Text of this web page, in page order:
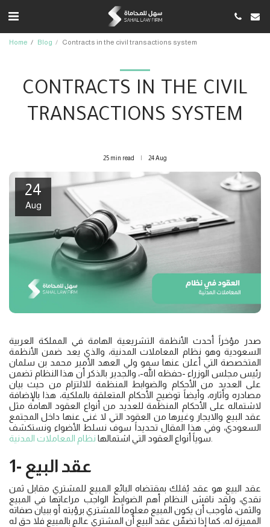
Home Blog Contracts in the civil transactions system
CONTRACTS IN THE CIVIL
TRANSACTIONS SYSTEM
25 min read 24Aug
24
Aug
صدر مؤخراً أحدث الأنظمة التشريعية الهامة في المملكة العربية
السعودية وهو نظام المعاملات المدنية، والذي يعد ضمن الأنظمة
المتخصصة التي أعلن عنها سمو ولي العهد الأمير محمد بن سلمان
رئيس مجلس الوزراء -حفظه الله-، والجدير بالذكر أن هذا النظام تضمن
على العديد من الأحكام والضوابط المنظمة للالتزام من حيث بيان
مصادره وأثاره، وأيضاً توضيح الأحكام المتعلقة بالملكية، هذا بالإضافة
لاشتماله على الأحكام المنظمة للعديد من أنواع العقود الهامة مثل
عقد البيع والايجار وغيرها من العقود التي لا غنى عنها داخل المجتمع
السعودي، وفي هذا المقال تحديداً سوف نسلط الأضواء ونستكشف
سوياً أنواع العقود التي اشتمالها نظام المعاملات المدنية
عقد البيع هو عقد يُمَلك بمقتضاه البائع المبيع للمشتري مقابل ثمن
نقدي، ولقد ناقش النظام أهم الضوابط الواجب مراعاتها في المبيع
والثمن، فأوجب أن يكون المبيع معلوماً للمشتري برؤيته أو ببيان صفاته
المميزة له، كما إذا تضمّن عقد البيع أن المشتري عالم بالمبيع فلا حق له